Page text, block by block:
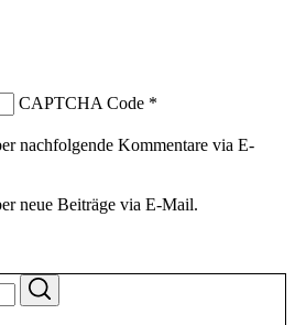
CAPTCHA Code *
nachfolgende Kommentare via E-
neue Beiträge via E-Mail.